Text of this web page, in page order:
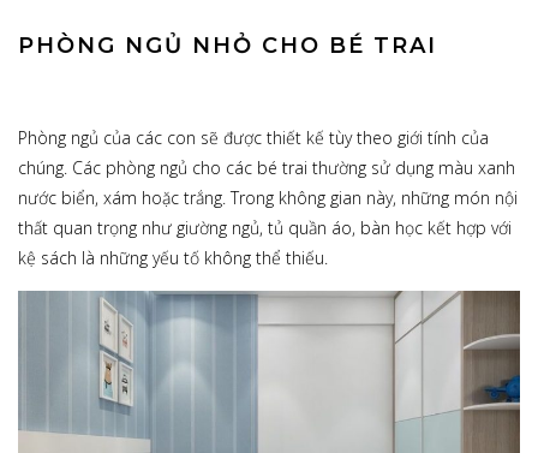
PHÒNG NGỦ NHỎ CHO BÉ TRAI
Phòng ngủ của các con sẽ được thiết kế tùy theo giới tính của
chúng. Các phòng ngủ cho các bé trai thường sử dụng màu xanh
nước biển, xám hoặc trắng. Trong không gian này, những món nội
thất quan trọng như giường ngủ, tủ quần áo, bàn học kết hợp với
kệ sách là những yếu tố không thể thiếu.